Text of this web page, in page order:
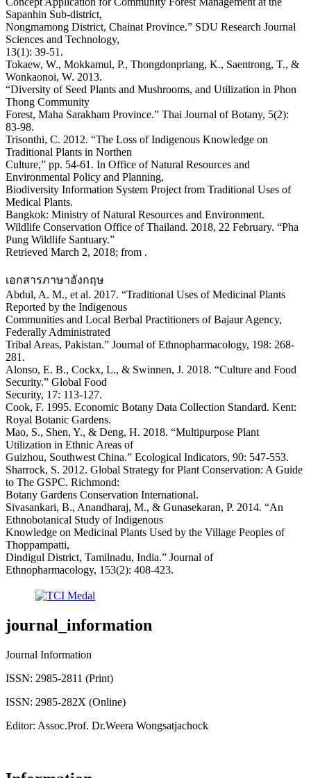
Sapanhin Sub-district,
Nongmamong District, Chainat Province.” SDU Research Journal
Sciences and Technology,
13(1): 39-51.
Tokaew, W., Mokkamul, P., Thongdonpriang, K., Saentrong, T., &
Wonkaonoi, W. 2013.
“Diversity of Seed Plants and Mushrooms, and Utilization in Phon
Thong Community
Forest, Maha Sarakham Province.” Thai Journal of Botany, 5(2):
83-98.
Trisonthi, C. 2012. “The Loss of Indigenous Knowledge on
Traditional Plants in Northen
Culture,” pp. 54-61. In Office of Natural Resources and
Environmental Policy and Planning,
Biodiversity Information System Project from Traditional Uses of
Medical Plants.
Bangkok: Ministry of Natural Resources and Environment.
Wildlife Conservation Office of Thailand. 2018, 22 February. “Pha
Pung Wildlife Santuary.”
Retrieved March 2, 2018; from .
เอกสารภาษาอังกฤษ
Abdul, A. M., et al. 2017. “Traditional Uses of Medicinal Plants
Reported by the Indigenous
Communities and Local Berbal Practitioners of Bajaur Agency,
Federally Administrated
Tribal Areas, Pakistan.” Journal of Ethnopharmacology, 198: 268-
281.
Alonso, E. B., Cockx, L., & Swinnen, J. 2018. “Culture and Food
Security.” Global Food
Security, 17: 113-127.
Cook, F. 1995. Economic Botany Data Collection Standard. Kent:
Royal Botanic Gardens.
Mao, S., Shen, Y., & Deng, H. 2018. “Multipurpose Plant
Utilization in Ethnic Areas of
Guizhou, Southwest China.” Ecological Indicators, 90: 547-553.
Sharrock, S. 2012. Global Strategy for Plant Conservation: A Guide
to The GSPC. Richmond:
Botany Gardens Conservation International.
Sivasankari, B., Anandharaj, M., & Gunasekaran, P. 2014. “An
Ethnobotanical Study of Indigenous
Knowledge on Medicinal Plants Used by the Village Peoples of
Thoppampatti,
Dindigul District, Tamilnadu, India.” Journal of
Ethnopharmacology, 153(2): 408-423.
journal_information
Journal Information
ISSN: 2985-2811 (Print)
ISSN: 2985-282X (Online)
Editor: Assoc.Prof. Dr.Weera Wongsatjachock